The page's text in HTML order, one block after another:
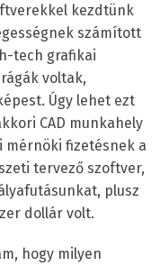
kezdtünk
számított
tech grafikai
voltak,
Úgy lehet ezt
CAD munkahely
mérnöki fizetésnek a
tervező szoftver,
plusz
dollár volt.
hogy milyen